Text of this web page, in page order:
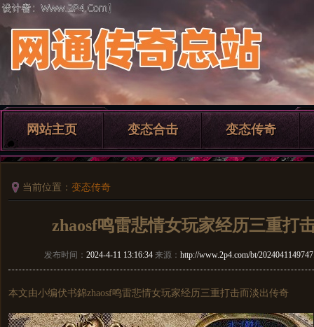
网站主页 变态合击 变态传奇
当前位置： 变态传奇
zhaosf鸣雷悲情女玩家经历三重打
发布时间： 2024-4-11 13:16:34来源： http://www.2p4.com/bt/
本文由小编伏书錦zhaosf鸣雷悲情女玩家经历三重打击而淡出传奇